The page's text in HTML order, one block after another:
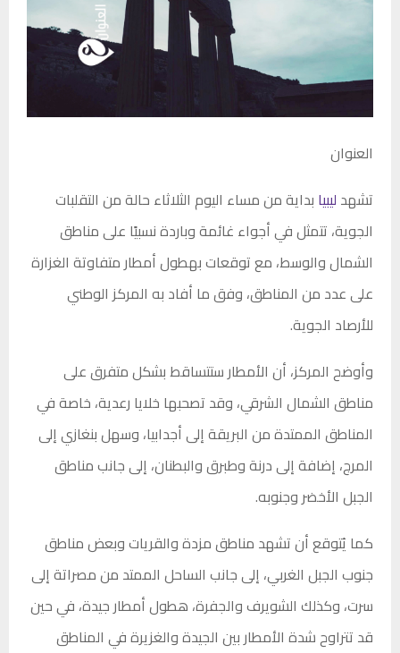
العنوان
تشهد ليبيا بداية من مساء اليوم الثلاثاء حالة من التقلبات
الجوية، تتمثل في أجواء غائمة وباردة نسبيًا على مناطق
الشمال والوسط، مع توقعات بهطول أمطار متفاوتة الغزارة
على عدد من المناطق، وفق ما أفاد به المركز الوطني
للأرصاد الجوية.
وأوضح المركز، أن الأمطار ستتساقط بشكل متفرق على
مناطق الشمال الشرقي، وقد تصحبها خلايا رعدية، خاصة في
المناطق الممتدة من البريقة إلى أجدابيا، وسهل بنغازي إلى
المرج، إضافة إلى درنة وطبرق والبطنان، إلى جانب مناطق
الجبل الأخضر وجنوبه.
كما يُتوقع أن تشهد مناطق مزدة والقريات وبعض مناطق
جنوب الجبل الغربي، إلى جانب الساحل الممتد من مصراتة إلى
سرت، وكذلك الشويرف والجفرة، هطول أمطار جيدة، في حين
قد تتراوح شدة الأمطار بين الجيدة والغزيرة في المناطق